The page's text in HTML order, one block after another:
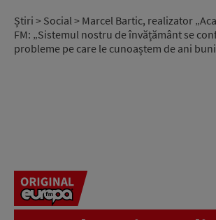
Știri > Social> Marcel Bartic, realizator
FM: „Sistemul nostru de învățământ se
probleme pe care le cunoaștem de ani
RADIO
CONCURSURI